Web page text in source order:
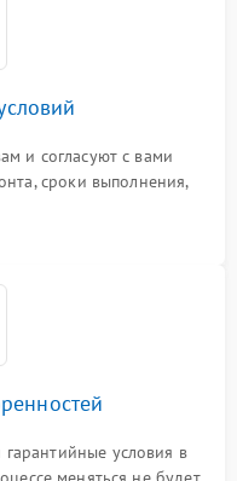
и согласуют с вами
сроки выполнения,
условия в